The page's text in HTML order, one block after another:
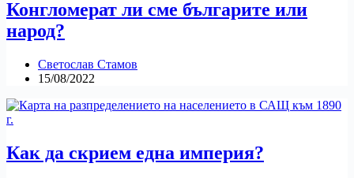
Конгломерат ли сме българите или
народ?
Светослав Стамов
15/08/2022
Как да скрием една империя?